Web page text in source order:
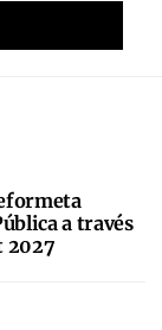
a través
2027